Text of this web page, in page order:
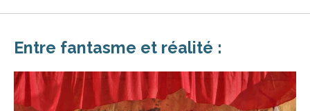
Entre fantasme et réalité :